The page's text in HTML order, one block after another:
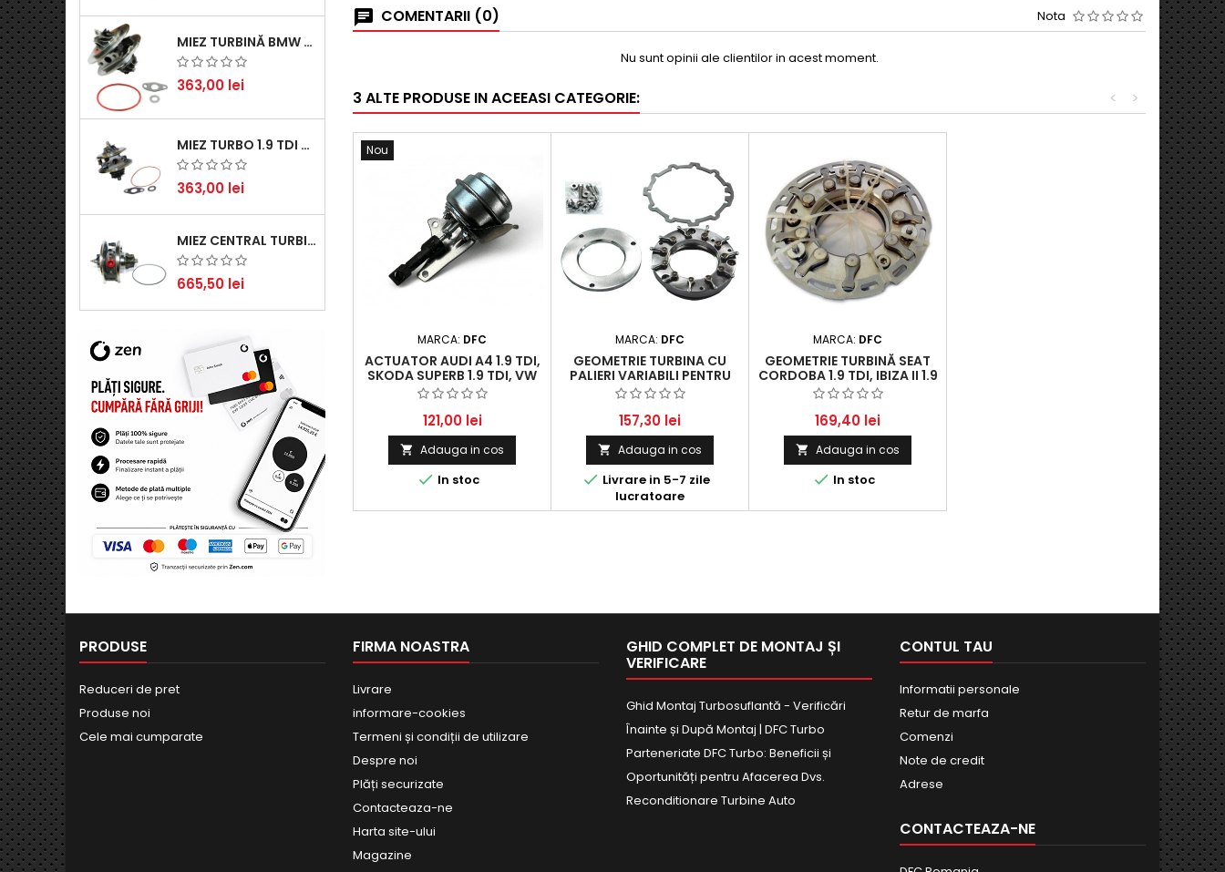
MIEZ TURBINĂ BMW SERIA 1 (E81, E87) 120 D - CREȘTEȚI PERFORMANȚA ȘI RĂSPUNSUL MOTORULUI
363,00 lei
MIEZ TURBO 1.9 TDI - PERFORMANȚĂ FIABILĂ PENTRU AUDI, SEAT, SKODA ȘI VW
363,00 lei
MIEZ CENTRAL TURBINĂ SUZUKI GRAND ESCUDO II 1.9 DDIS TRACȚIUNE INTEGRALĂ - MOTORIZARE 1.9L, 95 KW (129 CP)
665,50 lei
COMENTARII (0) Nota
Nu sunt opinii ale clientilor in acest moment.
3 ALTE PRODUSE IN ACEEASI CATEGORIE: >
<
Nou
MARCA: DFC
ACTUATOR AUDI A4 1.9 TDI,
SKODA SUPERB 1.9 TDI, VW
PASSAT 1.9 TDI
121,00 lei
 Adauga in cos
 In stoc
MARCA: DFC
GEOMETRIE TURBINA CU
PALIERI VARIABILI PENTRU
AUDI A4, A6, A8, SKODA
SUPERB ȘI VW PASSAT - 1.9
TDI ȘI 2.0 TDI
157,30 lei
 Adauga in cos
 Livrare in 5-7 zile
lucratoare
MARCA: DFC
GEOMETRIE TURBINĂ SEAT
CORDOBA 1.9 TDI, IBIZA II 1.9
TDI, TOLEDO I 1.9 TDI,
VOLKSWAGEN GOLF III 1.9
TDI, PASSAT 1.9 TDI
169,40 lei
 Adauga in cos
 In stoc
PRODUSE
Reduceri de pret
Produse noi
Cele mai cumparate
FIRMA NOASTRA
Livrare
informare-cookies
Termeni și condiții de utilizare
Despre noi
Plăți securizate
Contacteaza-ne
Harta site-ului
Magazine
GHID COMPLET DE MONTAJ ȘI
VERIFICARE
Ghid Montaj Turbosuflantă - Verificări
Înainte și După Montaj | DFC Turbo
Parteneriate DFC Turbo: Beneficii și
Oportunități pentru Afacerea Dvs.
Reconditionare Turbine Auto
CONTUL TAU
Informatii personale
Retur de marfa
Comenzi
Note de credit
Adrese
CONTACTEAZA-NE